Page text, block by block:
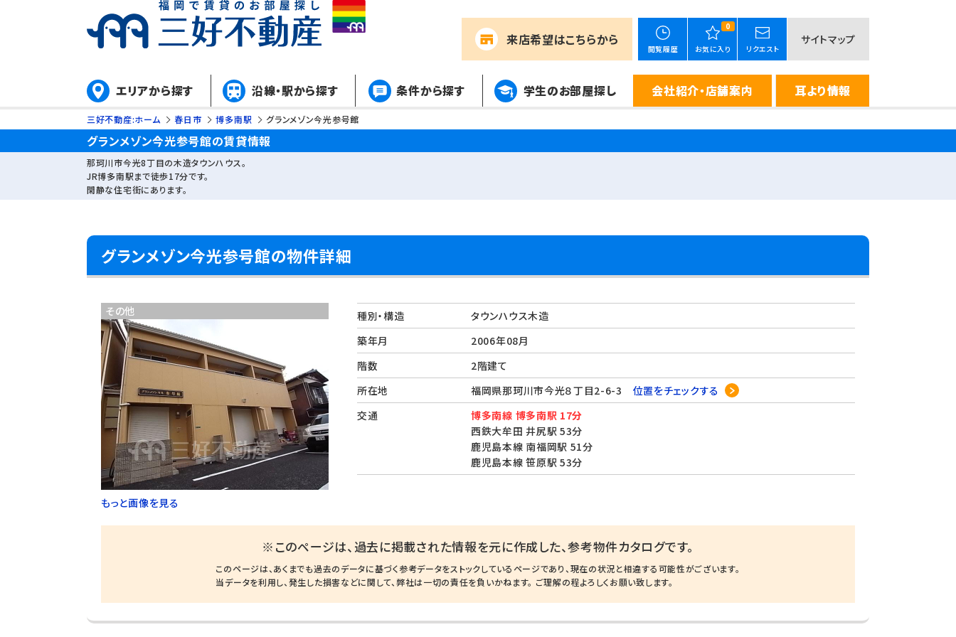
来店希望はこちらから
閲覧履歴
0
お気に入り リクエスト
サイトマップ
エリアから探す 沿線・駅から探す 条件から探す 学生のお部屋探し 会社紹介・店舗案内 耳より情報
三好不動産:ホーム 春日市 博多南駅 グランメゾン今光参号館
グランメゾン今光参号館の賃貸情報
那珂川市今光8丁目の木造タウンハウス。
JR博多南駅まで徒歩17分です。
閑静な住宅街にあります。
グランメゾン今光参号館の物件詳細
その他
もっと画像を見る
種別・構造
タウンハウス木造
築年月
2006年08月
階数
2階建て
所在地
福岡県那珂川市今光８丁目2-6-3 位置をチェックする
交通
博多南線 博多南駅 17分
西鉄大牟田 井尻駅 53分
鹿児島本線 南福岡駅 51分
鹿児島本線 笹原駅 53分
※このページは、過去に掲載された情報を元に作成した、参考物件カタログです。
このページは、あくまでも過去のデータに基づく参考データをストックしているページであり、現在の状況と相違する可能性がございます。
当データを利用し、発生した損害などに関して、弊社は一切の責任を負いかねます。 ご理解の程よろしくお願い致します。